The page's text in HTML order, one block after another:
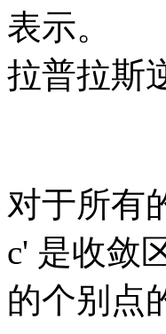
表示。
拉普拉斯
对于所有
c' 是收敛
的个别点